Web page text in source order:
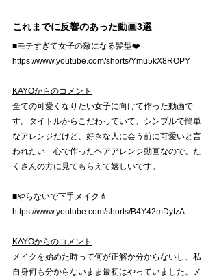
これまでに反響のあった動画3選
■モテすぎて女子の敵になる髪型❤️
https://www.youtube.com/shorts/Ymu5kX8ROPY
KAYOからのコメント
全ての可愛くなりたい女子に向けて作った動画で
す。タイトルからこだわっていて、シンプルで簡単
なアレンジだけど、好きな人に会う前に可愛いと言
われたい一心で作ったヘアアレンジ動画なので、た
くさんの方に見てもらえて嬉しいです。
■やらないで下手メイク💄
https://www.youtube.com/shorts/B4Y42mDytzA
KAYOからのコメント
メイクを始めた時って何が正解か分からないし、私
自身何も分からないまま最初はやっていました。メ